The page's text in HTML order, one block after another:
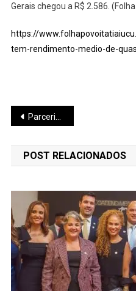
Gerais chegou a R$ 2.586.
https://
tem-rendimento-medio-de-
Navegação
de
Post
Parceria fortalece prevenção a incêndios rurais em Minas
POST RELACIONADOS